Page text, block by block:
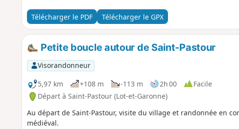
Télécharger le PDF Télécharger le GPX
Petite boucle autour de Saint-Pastour
Visorandonneur
5,97 km
+108 m -113 m 2h 00
Facile
Départ à Saint-Pastour (Lot-et-Garonne)
Au départ de Saint-Pastour, visite du village et randonnée en
médiéval.